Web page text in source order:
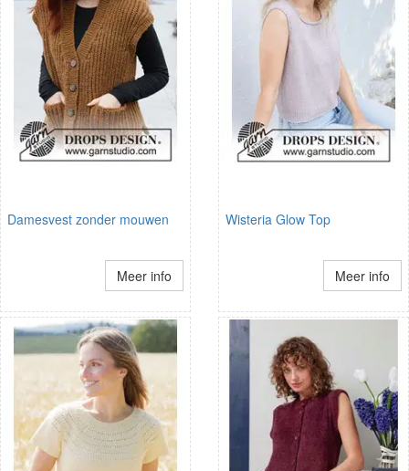
Damesvest zonder mouwen
Meer info
Wisteria Glow Top
Meer info